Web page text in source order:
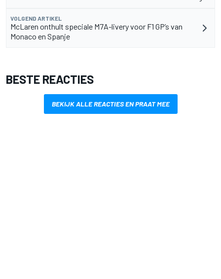
VOLGEND ARTIKEL
McLaren onthult speciale M7A-livery voor F1 GP’s van
Monaco en Spanje
BESTE REACTIES
BEKIJK ALLE REACTIES EN PRAAT MEE